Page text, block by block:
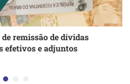
remissão de dívidas
efetivos e adjuntos